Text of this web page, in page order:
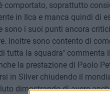
comportato, soprattutto
in Ilca e manca quindi di
sono i suoi punti ancora
Inoltre sono contento di
tutta la squadra" commenta
la prestazione di Paolo
in Silver chiudendo il
dimostrando di avere